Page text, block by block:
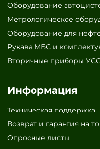
Оборудование
Метрологическое
Оборудование для
Рукава МБС и
Вторичные приборы
Информация
Техническая поддержка
Возврат и гарантия на
Опросные листы